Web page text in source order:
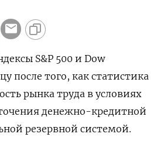
S&P 500 и Dow
после того, как статистика
рынка труда в условиях
денежно-кредитной
резервной системой.